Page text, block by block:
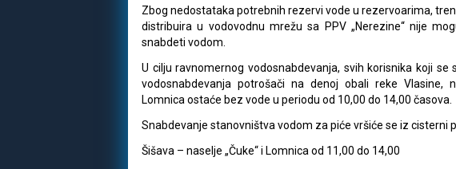
Zbog nedostataka potrebnih rezervi vode u rezervoarima,
distribuira u vodovodnu mrežu sa PPV „Nerezine“ nije
snabdeti vodom.
U cilju ravnomernog vodosnabdevanja, svih korisnika koji se
vodosnabdevanja potrošači na denoj obali reke Vlasine,
Lomnica ostaće bez vode u periodu od 10,00 do 14,00 časova.
Snabdevanje stanovništva vodom za piće vršiće se iz cisterni
Šišava – naselje „Čuke“ i Lomnica od 11,00 do 14,00